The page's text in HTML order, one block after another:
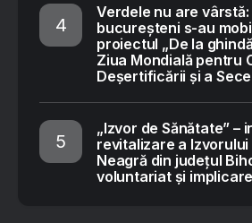
Verdele nu are
bucureșteni s-au
proiectul „De la
Ziua Mondială pentru
Deșertificării și a
„Izvor de Sănătate” –
revitalizare a Izvorului
Neagră din județul
voluntariat și